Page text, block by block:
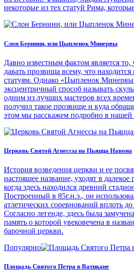
некоторые из тех статуй Рима,
Слон Бернини, или Цыпленок Минервы
Давно известным фактом является
давать прозвища всему, что
статуям. Однако «Цыпленок
эксцентричный способ называть
одним из лучших мастеров всех
получил такое прозвище и куда
этом мы расскажем подробно в
Церковь Святой Агнессы на Пьяцца Навона
История возведения церкви и ее
настоящее название, уходят в
когда здесь находился древний
Построенный в 85г.н.э., он
атлетических соревнований вплоть
Согласно легенде, здесь была
память о которой увековечена в
барочной церкви.
Популярно
Площадь Святого Петра в Ватикане